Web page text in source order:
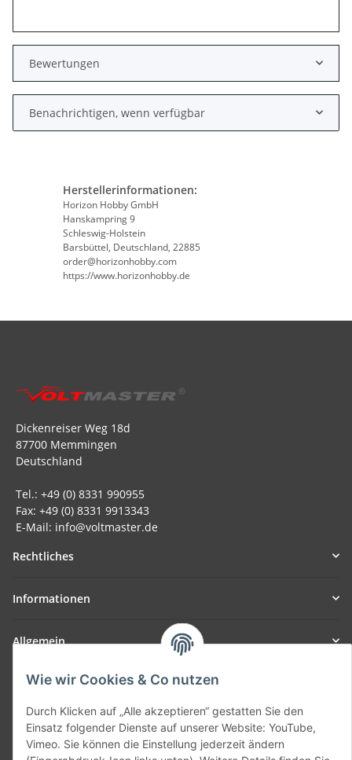
Wie wir Cookies & Co nutzen
Durch Klicken auf „Alle akzeptieren“ gestatten Sie den
Einsatz folgender Dienste auf unserer Website: YouTube,
Vimeo. Sie können die Einstellung jederzeit ändern
Bewertungen
Benachrichtigen, wenn verfügbar
Herstellerinformationen:
Horizon Hobby GmbH
Hanskampring 9
Schleswig-Holstein
Barsbüttel, Deutschland, 22885
order@horizonhobby.com
https://www.horizonhobby.de
Dickenreiser Weg 18d
87700 Memmingen
Deutschland
Tel.: +49 (0) 8331 990955
Fax: +49 (0) 8331 9913343
E-Mail: info@voltmaster.de
Rechtliches
Informationen
Allgemein
Teil unseres Netzwerks:
Vertrag widerrufen